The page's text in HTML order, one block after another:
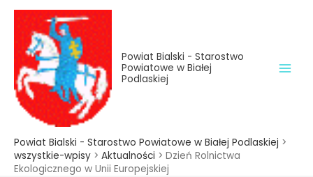
treści
Przejdź
treści
Powiat Bialski - Starostwo
Powiatowe w Białej
Podlaskiej
Powiat Bialski - Starostwo Powiatowe w Białej Podlaskiej >
wszystkie-wpisy > Aktualności > Dzień Rolnictwa
Ekologicznego w Unii Europejskiej